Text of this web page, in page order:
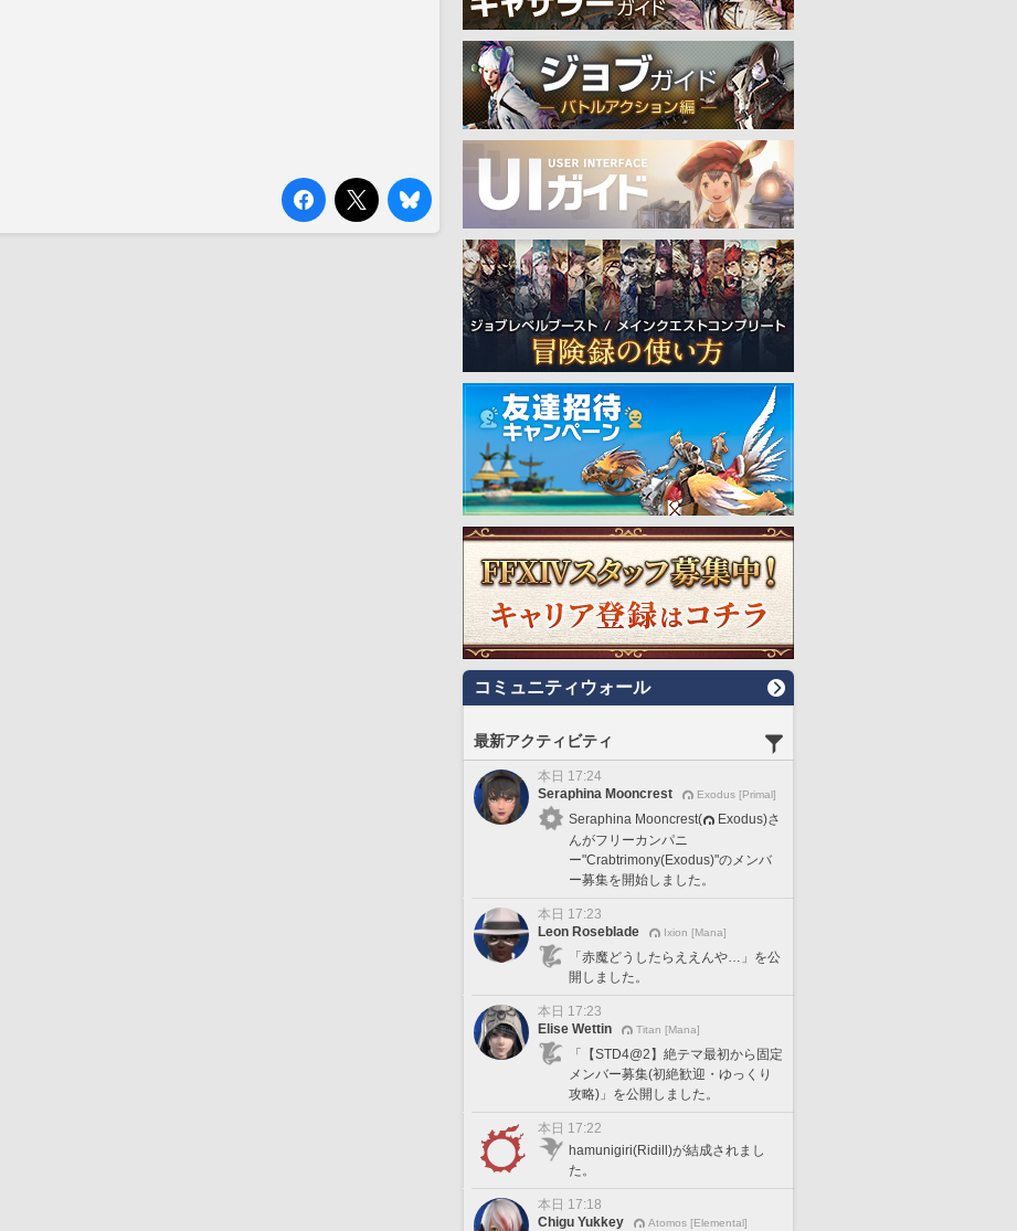
コミュニティウォール
最新アクティビティ
本日 17:24
Seraphina Mooncrest
Exodus [Primal]
Seraphina Mooncrest(
Exodus)さ
んがフリーカンパニ
ー"Crabtrimony(Exodus)"のメンバ
ー募集を開始しました。
本日 17:23
Leon Roseblade
Ixion [Mana]
「赤魔どうしたらええんや…」を公
開しました。
本日 17:23
Elise Wettin
Titan [Mana]
「【STD4@2】絶テマ最初から固定
メンバー募集(初絶歓迎・ゆっくり
攻略)」を公開しました。
本日 17:22
hamunigiri(Ridill)が結成されまし
た。
本日 17:18
Chigu Yukkey
Atomos [Elemental]